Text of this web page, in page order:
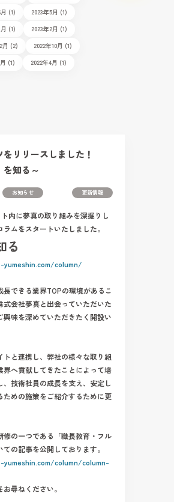
(1)
2023年5月 (1)
(1)
2023年2月 (1)
月 (2)
2022年10月 (1)
(1) 2022年4月 (1)
をリリースしました！
を知る～
お知らせ 更新情報
内に夢真の取り組みを深掘りし
ラムをスタートいたしました。
る
column/
長できる業界TOPの環境があるこ
式会社夢真と出会っていただいた
興味を深めていただきたく開設い
トと連携し、弊社の様々な取り組
界へ貢献してきたことによって培
、技術社員の成長を支え、安定し
ための施策をご紹介するために更
修の一つである「職長教育・フル
の記事を公開しております。
column/column-
尋ねください。